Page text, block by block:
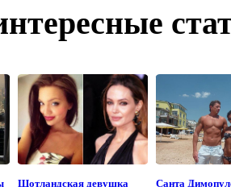
Шотландская девушка
Санта